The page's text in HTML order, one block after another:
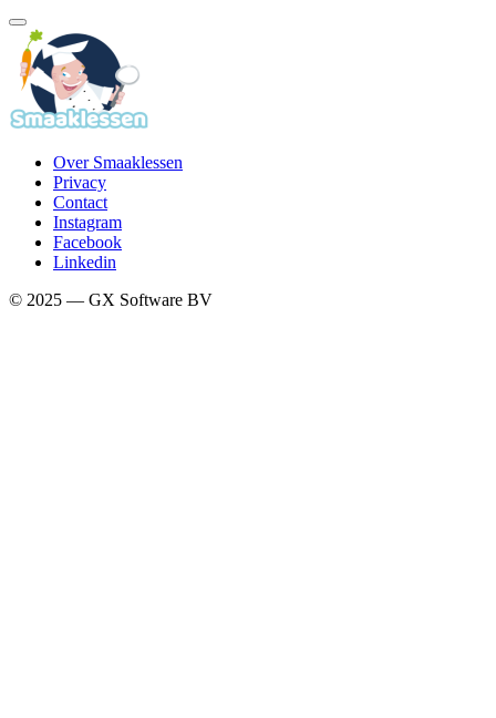
Over Smaaklessen
Privacy
Contact
Instagram
Facebook
Linkedin
© 2025 — GX Software BV